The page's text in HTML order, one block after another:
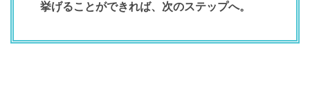
挙げることができれば、次のステップへ。